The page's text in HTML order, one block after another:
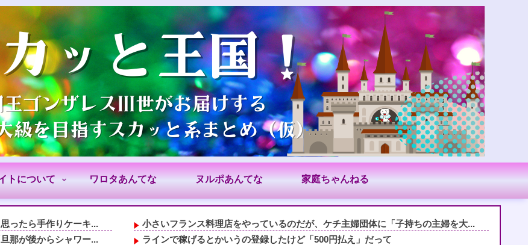
トについて ワロタあんてな ヌルポあんてな 家庭ちゃんねる
ったら手作りケーキ...
那が後からシャワー...
小さいフランス料理店をやっているのだが、ケチ主婦団体に「子持ちの主婦を大...
ラインで稼げるとかいうの登録したけど「500円払え」だって